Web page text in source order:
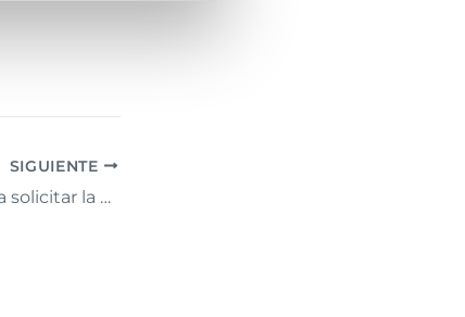
SIGUIENTE
Abierto el plazo para solicitar la nueva PAC 2023/2027